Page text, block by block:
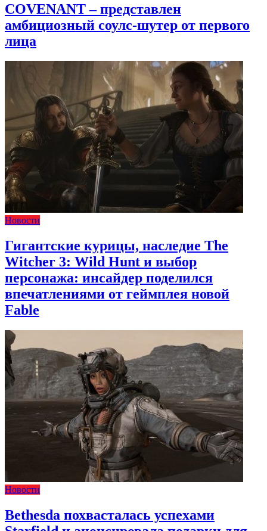
COVENANT – представлен
амбициозный соулс-шутер от первого
лица
Новости
Гигантские курицы, наследие The
Witcher 3: Wild Hunt и выбор
персонажа: инсайдер поделился
впечатлениями от геймплея новой
Fable
Новости
Bethesda похвасталась успехами